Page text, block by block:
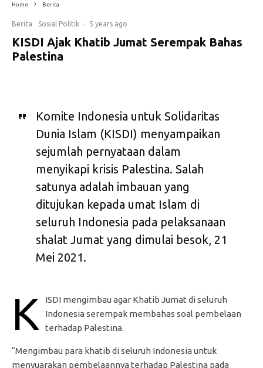
Home Berita
Berita Sosial Politik · 5 years ago
KISDI Ajak Khatib Jumat Serempak Bahas
Palestina
Komite Indonesia untuk Solidaritas
Dunia Islam (KISDI) menyampaikan
sejumlah pernyataan dalam
menyikapi krisis Palestina. Salah
satunya adalah imbauan yang
ditujukan kepada umat Islam di
seluruh Indonesia pada pelaksanaan
shalat Jumat yang dimulai besok, 21
Mei 2021.
K
ISDI mengimbau agar Khatib Jumat di seluruh
Indonesia serempak membahas soal pembelaan
terhadap Palestina.
“Mengimbau para khatib di seluruh Indonesia untuk
menyuarakan pembelaannya terhadap Palestina pada